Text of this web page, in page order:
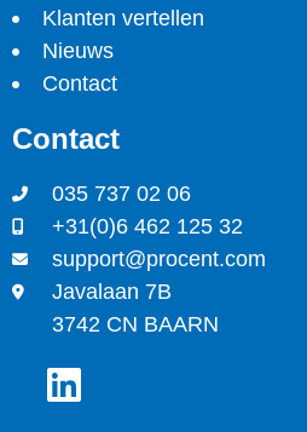
Klanten vertellen
Nieuws
Contact
Contact
035 737 02 06
+31(0)6 462 125 32
support@procent.com
Javalaan 7B
3742 CN BAARN